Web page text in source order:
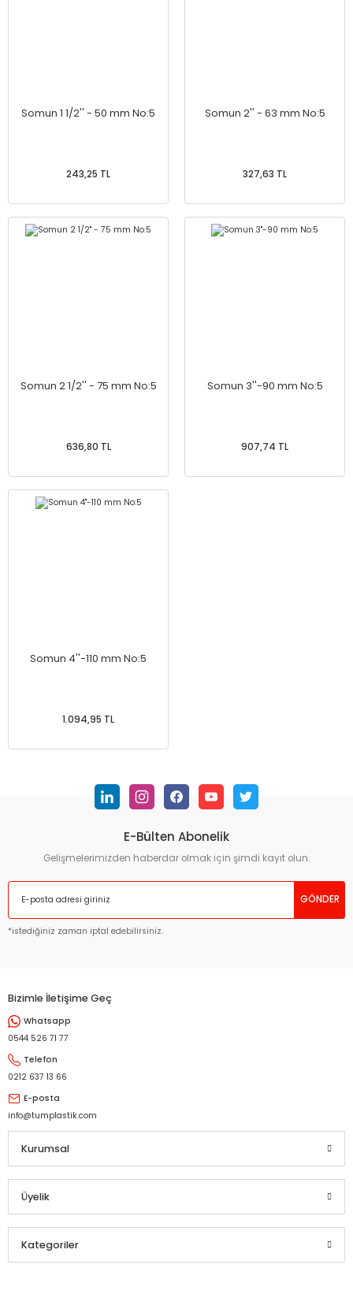
Somun 1 1/2'' - 50 mm No:5
243,25 TL
Somun 2'' - 63 mm No:5
327,63 TL
Somun 2 1/2'' - 75 mm No:5
636,80 TL
Somun 3''-90 mm No:5
907,74 TL
Somun 4''-110 mm No:5
1.094,95 TL
E-Bülten Abonelik
Gelişmelerimizden haberdar olmak için şimdi kayıt olun.
GÖNDER
*istediğiniz zaman iptal edebilirsiniz.
Bizimle İletişime Geç
Whatsapp
0544 526 71 77
Telefon
0212 637 13 66
E-posta
info@tumplastik.com
Kurumsal
Üyelik
Kategoriler